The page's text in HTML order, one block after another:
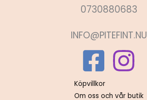
0730880683
INFO@PITEFINT.NU
Köpvillkor
Om oss och vår butik